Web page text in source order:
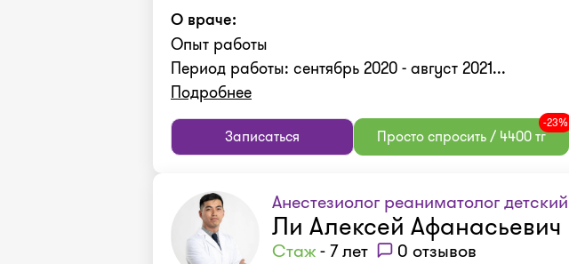
О враче:
Опыт работы
Период работы: сентябрь 2020 - август 2021...
Подробнее
Записаться Просто спросить / 4400 тг
-23%
Анестезиолог реаниматолог детский
Ли Алексей Афанасьевич
Стаж- 7 лет 0 отзывов